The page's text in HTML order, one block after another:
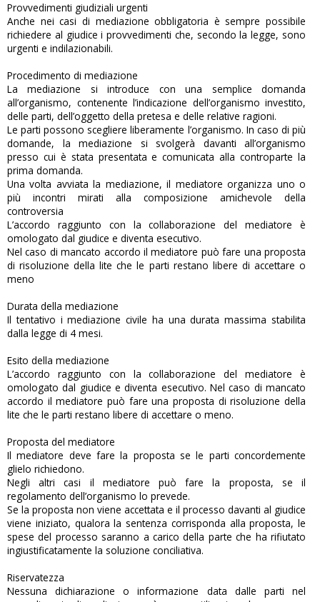
Provvedimenti giudiziali urgenti
Anche nei casi di mediazione obbligatoria è sempre possibile
richiedere al giudice i provvedimenti che, secondo la legge, sono
urgenti e indilazionabili.
Procedimento di mediazione
La mediazione si introduce con una semplice domanda
all’organismo, contenente l’indicazione dell’organismo investito,
delle parti, dell’oggetto della pretesa e delle relative ragioni.
Le parti possono scegliere liberamente l’organismo. In caso di più
domande, la mediazione si svolgerà davanti all’organismo
presso cui è stata presentata e comunicata alla controparte la
prima domanda.
Una volta avviata la mediazione, il mediatore organizza uno o
più incontri mirati alla composizione amichevole della
controversia
L’accordo raggiunto con la collaborazione del mediatore è
omologato dal giudice e diventa esecutivo.
Nel caso di mancato accordo il mediatore può fare una proposta
di risoluzione della lite che le parti restano libere di accettare o
meno
Durata della mediazione
Il tentativo i mediazione civile ha una durata massima stabilita
dalla legge di 4 mesi.
Esito della mediazione
L’accordo raggiunto con la collaborazione del mediatore è
omologato dal giudice e diventa esecutivo. Nel caso di mancato
accordo il mediatore può fare una proposta di risoluzione della
lite che le parti restano libere di accettare o meno.
Proposta del mediatore
Il mediatore deve fare la proposta se le parti concordemente
glielo richiedono.
Negli altri casi il mediatore può fare la proposta, se il
regolamento dell’organismo lo prevede.
Se la proposta non viene accettata e il processo davanti al giudice
viene iniziato, qualora la sentenza corrisponda alla proposta, le
spese del processo saranno a carico della parte che ha rifiutato
ingiustificatamente la soluzione conciliativa.
Riservatezza
Nessuna dichiarazione o informazione data dalle parti nel